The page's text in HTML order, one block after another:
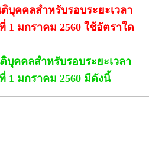
บุคคลสำหรับรอบระยะเวลา
1 มกราคม 2560 ใช้อัตราใด
บุคคลสำหรับรอบระยะเวลา
1 มกราคม 2560 มีดังนี้